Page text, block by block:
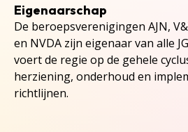
Eigenaarschap
De beroepsverenigingen AJN,
en NVDA zijn eigenaar van alle
voert de regie op de gehele
herziening, onderhoud en
richtlijnen.